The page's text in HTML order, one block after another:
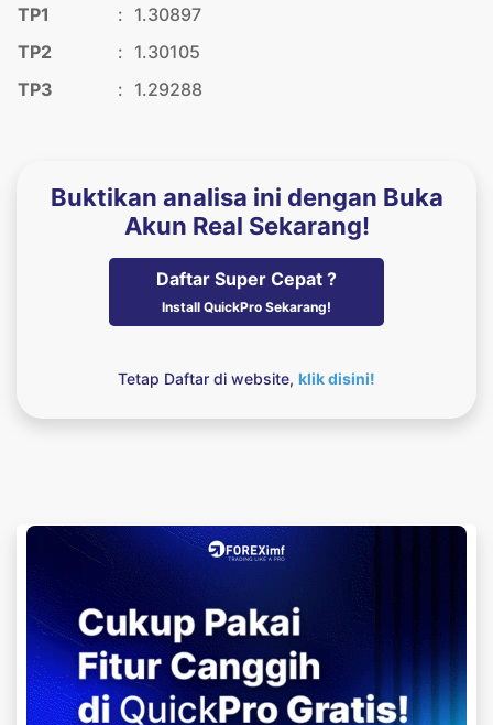
TP1
: 1.30897
TP2
: 1.30105
TP3
: 1.29288
Buktikan analisa ini dengan Buka
Akun Real Sekarang!
Daftar Super Cepat ?
Install QuickPro Sekarang!
Tetap Daftar di website, klik disini!